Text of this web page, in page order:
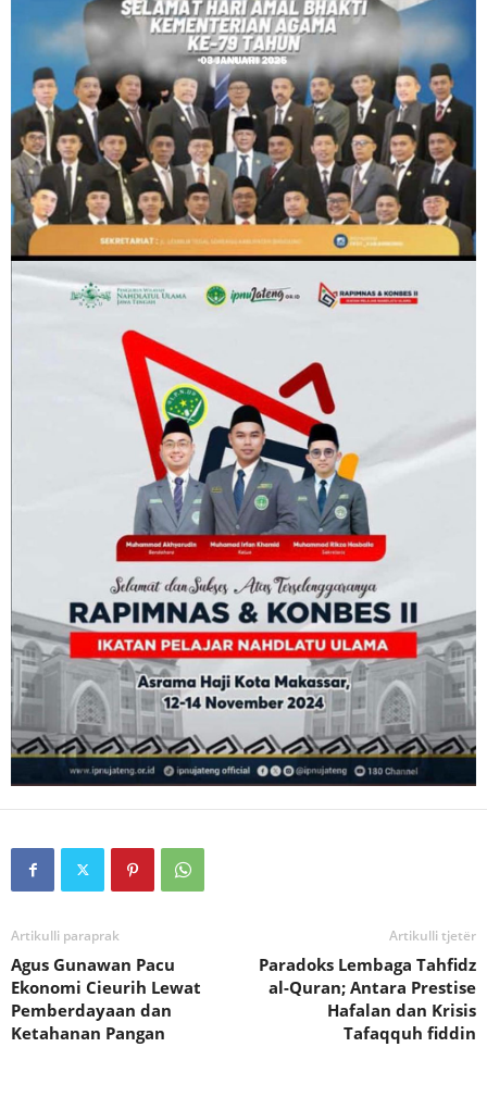
Artikulli paraprak
Agus Gunawan Pacu
Ekonomi Cieurih Lewat
Pemberdayaan dan
Ketahanan Pangan
Artikulli tjetër
Paradoks Lembaga Tahfidz
al-Quran; Antara Prestise
Hafalan dan Krisis
Tafaqquh fiddin